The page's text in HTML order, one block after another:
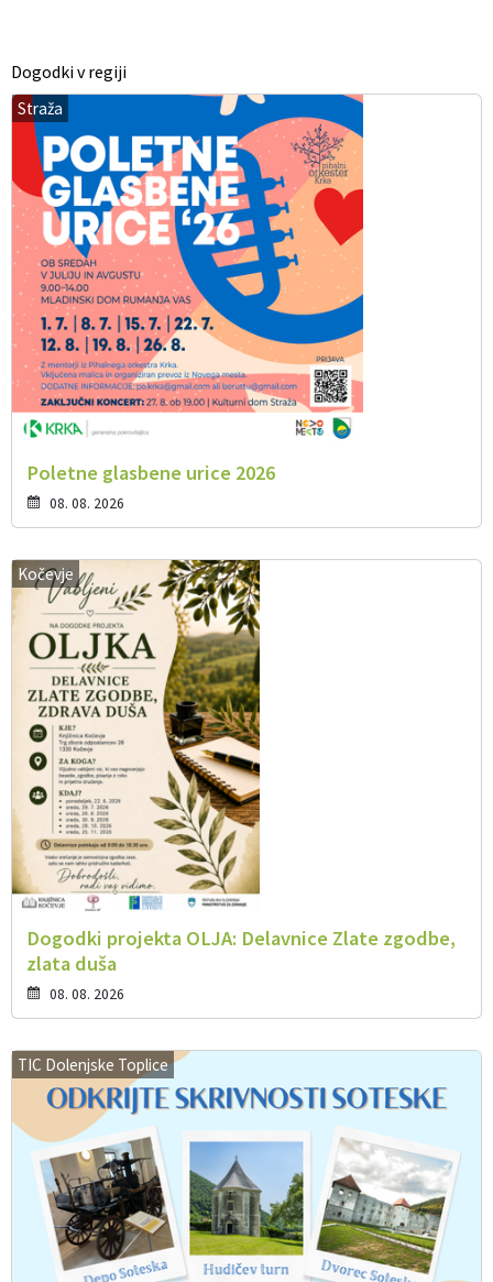
Dogodki v regiji
Straža
Poletne glasbene urice 2026
08. 08. 2026
Kočevje
Dogodki projekta OLJA: Delavnice Zlate zgodbe,
zlata duša
08. 08. 2026
TIC Dolenjske Toplice